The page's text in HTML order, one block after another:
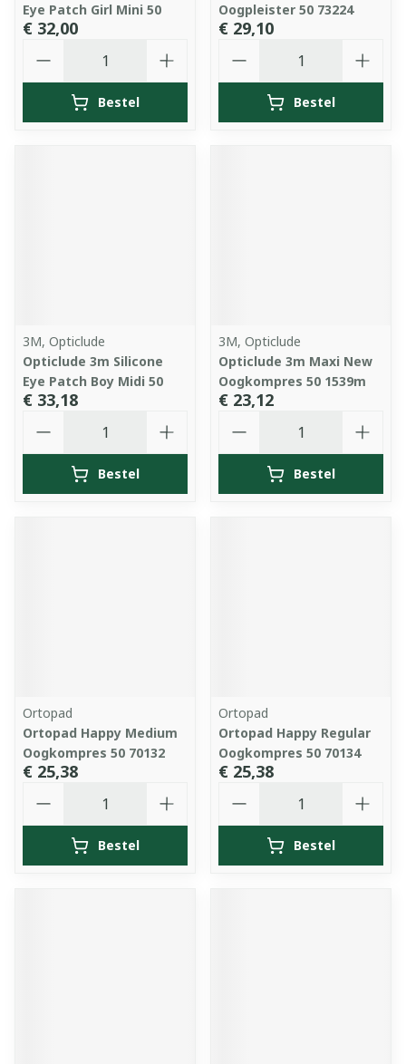
Eye Patch Girl Mini 50
€ 32,00
Bestel
Oogpleister 50 73224
€ 29,10
Bestel
3M, Opticlude
Opticlude 3m Silicone
Eye Patch Boy Midi 50
€ 33,18
Bestel
3M, Opticlude
Opticlude 3m Maxi New
Oogkompres 50 1539m
€ 23,12
Bestel
Ortopad
Ortopad Happy Medium
Oogkompres 50 70132
€ 25,38
Bestel
Ortopad
Ortopad Happy Regular
Oogkompres 50 70134
€ 25,38
Bestel